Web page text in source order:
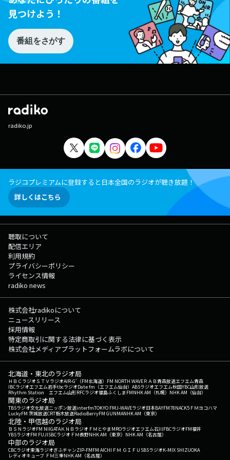
見つけよう！
番組をさがす
radiko.jp
ラジコプレミアムに登録すると日本全国のラジオが聴き放題！
詳しくはこちら
聴取について
配信エリア
利用規約
プライバシーポリシー
ライセンス情報
radiko news
株式会社radikoについて
ニュースリリース
採用情報
特定商取引に関する法律に基づく表示
株式会社メディアプラットフォームラボについて
北海道・東北のラジオ局
ＨＢＣラジオＳＴＶラジオAIR-G'（FM北海道） FM NORTH WAVEＲＡＢ青森放送エフエム青森
IBCラジオエフエム岩手tbcラジオDate fm（エフエム仙台） ABSラジオエフエム秋田YBC山形放送
Rhythm Station エフエム山形RFCラジオ福島ふくしまFMNHK AM（札幌） NHK AM（仙台）
関東のラジオ局
TBSラジオ文化放送ニッポン放送interfmTOKYO FMJ-WAVEラジオ日本BAYFM78NACK5 ＦＭヨコハマ
LuckyFM 茨城放送CRT栃木放送RadioBerryFM GUNMANHK AM（東京）
北陸・甲信越のラジオ局
ＢＳＮラジオFM NIIGATAＫＮＢラジオ ＦＭとやまMROラジオエフエム石川FBCラジオFM福井
YBSラジオFM FUJISBCラジオ ＦＭ長野NHK AM（東京） NHK AM（名古屋）
中部のラジオ局
CBCラジオ東海ラジオぎふチャンZIP-FMFM AICHI ＦＭ ＧＩＦＵ SBSラジオK-MIX SHIZUOKA
レディオキューブ ＦＭ三重NHK AM（名古屋）